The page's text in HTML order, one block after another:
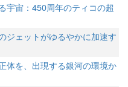
宇宙：450周年のティコの超
ジェットがゆるやかに加速す
体を、出現する銀河の環境か